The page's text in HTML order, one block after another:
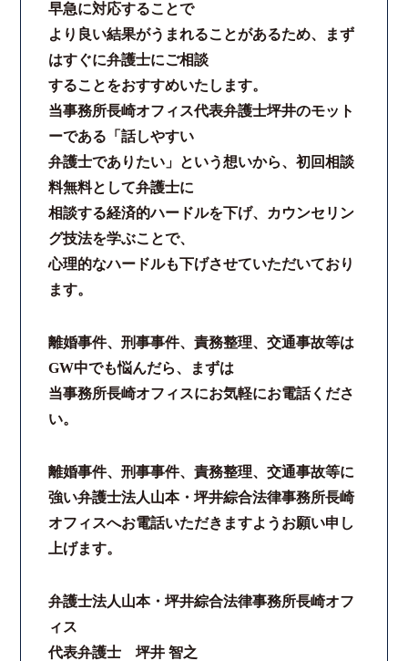
早急に対応することで
より良い結果がうまれることがあるため、まず
はすぐに弁護士にご相談
することをおすすめいたします。
当事務所長崎オフィス代表弁護士坪井のモット
ーである「話しやすい
弁護士でありたい」という想いから、初回相談
料無料として弁護士に
相談する経済的ハードルを下げ、カウンセリン
グ技法を学ぶことで、
心理的なハードルも下げさせていただいており
ます。
離婚事件、刑事事件、責務整理、交通事故等は
GW中でも悩んだら、まずは
当事務所長崎オフィスにお気軽にお電話くださ
い。
離婚事件、刑事事件、責務整理、交通事故等に
強い弁護士法人山本・坪井綜合法律事務所長崎
オフィスへお電話いただきますようお願い申し
上げます。
弁護士法人山本・坪井綜合法律事務所長崎オフ
ィス
代表弁護士 坪井 智之